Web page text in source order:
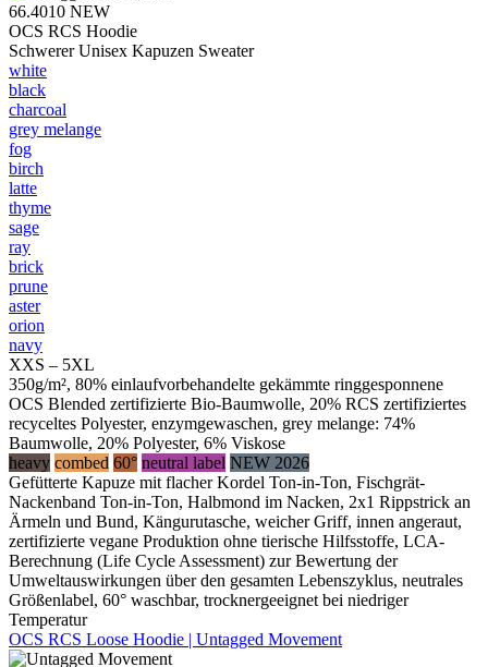
66.4010 NEW
OCS RCS Hoodie
Schwerer Unisex Kapuzen Sweater
white
black
charcoal
grey melange
fog
birch
latte
thyme
sage
ray
brick
prune
aster
orion
navy
XXS – 5XL
350g/m², 80% einlaufvorbehandelte gekämmte ringgesponnene
OCS Blended zertifizierte Bio-Baumwolle, 20% RCS zertifiziertes
recyceltes Polyester, enzymgewaschen, grey melange: 74%
Baumwolle, 20% Polyester, 6% Viskose
heavy combed 60° neutral label NEW 2026
Gefütterte Kapuze mit flacher Kordel Ton-in-Ton, Fischgrät-
Nackenband Ton-in-Ton, Halbmond im Nacken, 2x1 Rippstrick an
Ärmeln und Bund, Kängurutasche, weicher Griff, innen angeraut,
zertifizierte vegane Produktion ohne tierische Hilfsstoffe, LCA-
Berechnung (Life Cycle Assessment) zur Bewertung der
Umweltauswirkungen über den gesamten Lebenszyklus, neutrales
Größenlabel, 60° waschbar, trocknergeeignet bei niedriger
Temperatur
OCS RCS Loose Hoodie | Untagged Movement